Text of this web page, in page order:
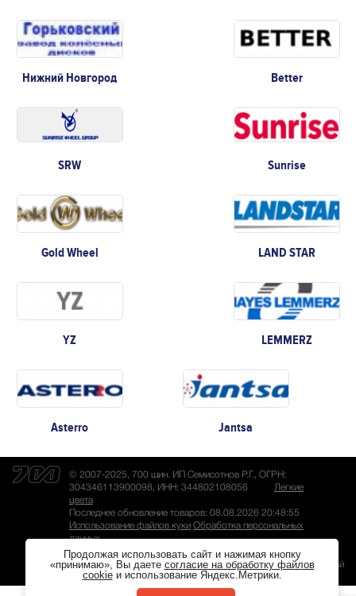
Нижний Новгород Better
SRW Sunrise
Gold Wheel LAND STAR
YZ LEMMERZ
Asterro Jantsa
© 2007-2025, 700 шин. ИП Семисотнов Р.Г., ОГРН:
304346113900098, ИНН: 344802108056
Легкие
цвета
Последнее обновление товаров: 08.08.2026 20:48:55
Использование файлов куки Обработка персональных
данных
Разработка сайта— Магвай
Продолжая использовать сайт и нажимая кнопку
«принимаю», Вы даете согласие на обработку файлов
cookieи использование Яндекс.Метрики.